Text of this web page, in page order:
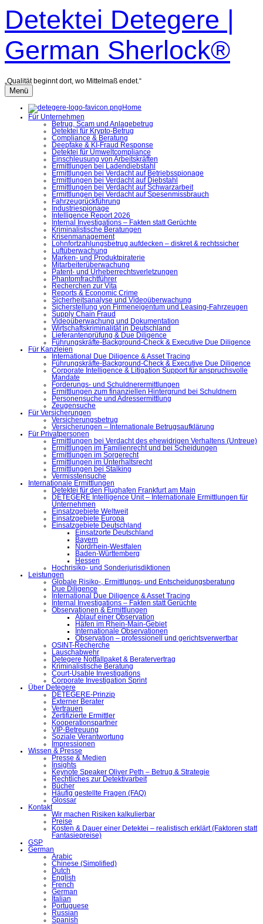
Inhalt
überspringen
Detektei Detegere |
German Sherlock®
„Qualität beginnt dort, wo Mittelmaß endet.“
Menü
Home
Für Unternehmen
Betrug, Scam und Anlagebetrug
Detektei für Krypto-Betrug
Compliance & Beratung
Deepfake & KI-Fraud Response
Detektei für Umweltcompliance
Einschleusung von Arbeitskräften
Ermittlungen bei Ladendiebstahl
Ermittlungen bei Verdacht auf Betriebsspionage
Ermittlungen bei Verdacht auf Diebstahl
Ermittlungen bei Verdacht auf Schwarzarbeit
Ermittlungen bei Verdacht auf Spesenmissbrauch
Fahrzeugrückführung
Industriespionage
Intelligence Report 2026
Internal Investigations – Fakten statt Gerüchte
Kriminalistische Beratungen
Krisenmanagement
Lohnfortzahlungsbetrug aufdecken – diskret & rechtssicher
Luftüberwachung
Marken- und Produktpiraterie
Mitarbeiterüberwachung
Patent- und Urheberrechtsverletzungen
Phantomfrachtführer
Recherchen zur Vita
Reports & Economic Crime
Sicherheitsanalyse und Videoüberwachung
Sicherstellung von Firmeneigentum und Leasing-Fahrzeugen
Supply Chain Fraud
Videoüberwachung und Dokumentation
Wirtschaftskriminalität in Deutschland
Lieferantenprüfung & Due Diligence
Führungskräfte-Background-Check & Executive Due Diligence
Für Kanzleien
International Due Diligence & Asset Tracing
Führungskräfte-Background-Check & Executive Due Diligence
Corporate Intelligence & Litigation Support für anspruchsvolle
Mandate
Forderungs- und Schuldnerermittlungen
Ermittlungen zum finanziellen Hintergrund bei Schuldnern
Personensuche und Adressermittlung
Zeugensuche
Für Versicherungen
Versicherungsbetrug
Versicherungen – Internationale Betrugsaufklärung
Für Privatpersonen
Ermittlungen bei Verdacht des ehewidrigen Verhaltens (Untreue)
Ermittlungen im Familienrecht und bei Scheidungen
Ermittlungen im Sorgerecht
Ermittlungen im Unterhaltsrecht
Ermittlungen bei Stalking
Vermisstensuche
Internationale Ermittlungen
Detektei für den Flughafen Frankfurt am Main
DETEGERE Intelligence Unit – Internationale Ermittlungen für
Unternehmen
Einsatzgebiete Weltweit
Einsatzgebiete Europa
Einsatzgebiete Deutschland
Einsatzorte Deutschland
Bayern
Nordrhein-Westfalen
Baden-Württemberg
Hessen
Hochrisiko- und Sonderjurisdiktionen
Leistungen
Globale Risiko-, Ermittlungs- und Entscheidungsberatung
Due Diligence
International Due Diligence & Asset Tracing
Internal Investigations – Fakten statt Gerüchte
Observationen & Ermittlungen
Ablauf einer Observation
Häfen im Rhein-Main-Gebiet
Internationale Observationen
Observation – professionell und gerichtsverwertbar
OSINT-Recherche
Lauschabwehr
Detegere Notfallpaket & Beratervertrag
Kriminalistische Beratung
Court-Usable Investigations
Corporate Investigation Sprint
Über Detegere
DETEGERE-Prinzip
Externer Berater
Vertrauen
Zertifizierte Ermittler
Kooperationspartner
VIP-Betreuung
Soziale Verantwortung
Impressionen
Wissen & Presse
Presse & Medien
Insights
Keynote Speaker Oliver Peth – Betrug & Strategie
Rechtliches zur Detektivarbeit
Bücher
Häufig gestellte Fragen (FAQ)
Glossar
Kontakt
Wir machen Risiken kalkulierbar
Preise
Kosten & Dauer einer Detektei – realistisch erklärt (Faktoren statt
Fantasiepreise)
GSP
German
Arabic
Chinese (Simplified)
Dutch
English
French
German
Italian
Portuguese
Russian
Spanish